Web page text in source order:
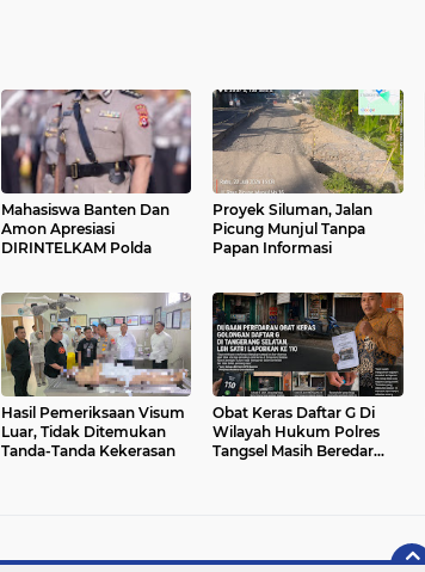
Mahasiswa Banten Dan
Amon Apresiasi
DIRINTELKAM Polda
Proyek Siluman, Jalan
Picung Munjul Tanpa
Papan Informasi
Hasil Pemeriksaan Visum
Luar, Tidak Ditemukan
Tanda-Tanda Kekerasan
Obat Keras Daftar G Di
Wilayah Hukum Polres
Tangsel Masih Beredar